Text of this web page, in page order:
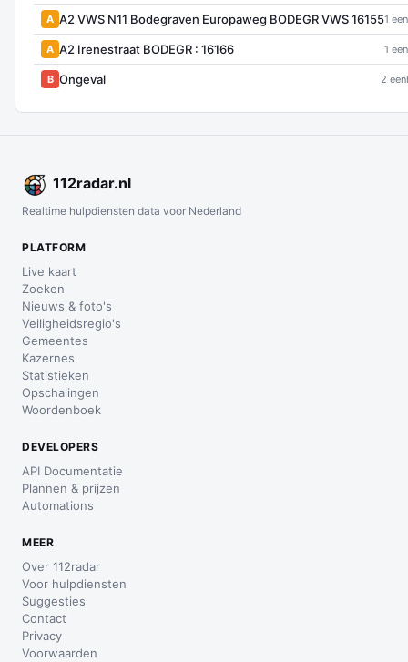
A A2 VWS N11 Bodegraven Europaweg BODEGR VWS 161551
A A2 Irenestraat BODEGR : 16166 1
B Ongeval 2
112radar.nl
Realtime hulpdiensten data voor Nederland
PLATFORM
Live kaart
Zoeken
Nieuws & foto's
Veiligheidsregio's
Gemeentes
Kazernes
Statistieken
Opschalingen
Woordenboek
DEVELOPERS
API Documentatie
Plannen & prijzen
Automations
MEER
Over 112radar
Voor hulpdiensten
Suggesties
Contact
Privacy
Voorwaarden